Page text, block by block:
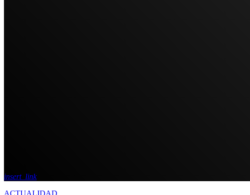
insert_link
ACTUALIDAD